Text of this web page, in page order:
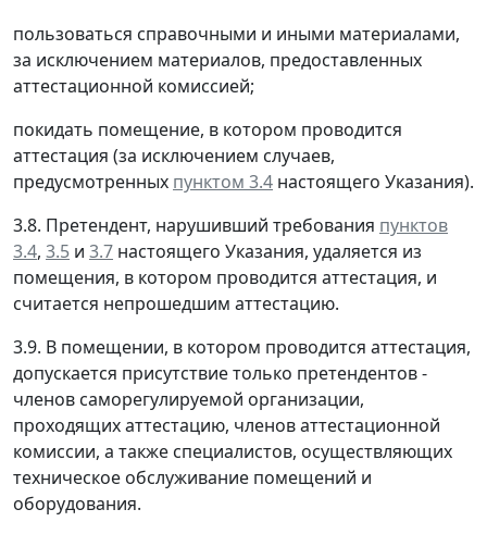
пользоваться справочными и иными материалами,
за исключением материалов, предоставленных
аттестационной комиссией;
покидать помещение, в котором проводится
аттестация (за исключением случаев,
предусмотренных пунктом 3.4 настоящего Указания).
3.8. Претендент, нарушивший требования пунктов
3.4, 3.5 и 3.7 настоящего Указания, удаляется из
помещения, в котором проводится аттестация, и
считается непрошедшим аттестацию.
3.9. В помещении, в котором проводится аттестация,
допускается присутствие только претендентов -
членов саморегулируемой организации,
проходящих аттестацию, членов аттестационной
комиссии, а также специалистов, осуществляющих
техническое обслуживание помещений и
оборудования.